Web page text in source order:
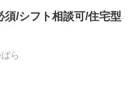
須/シフト相談可/住宅型
ら